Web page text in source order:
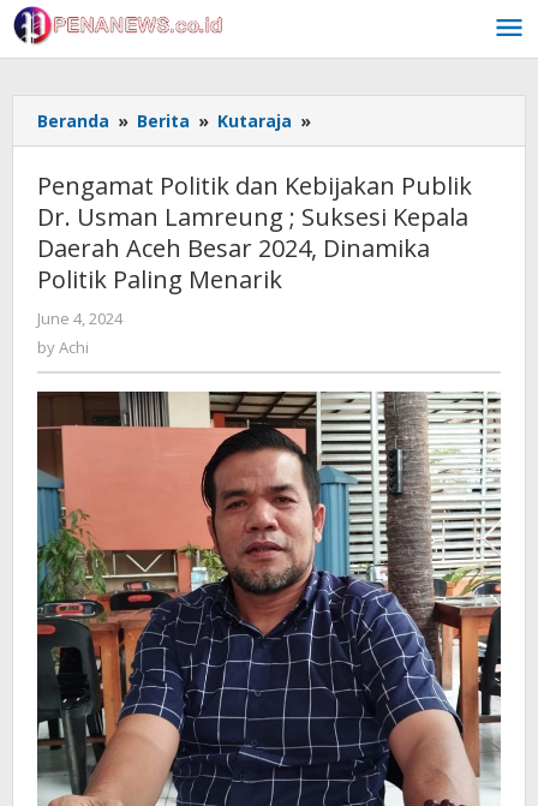
Skip
to
content
Beranda » Berita » Kutaraja »
Politik
Kebijakan
Publik
Dr.
Kepala
Daerah
Aceh
Besar
2024,
Dinamika
Politik
Paling
Menarik
Pengamat Politik dan Kebijakan Publik
Dr. Usman Lamreung ; Suksesi Kepala
Daerah Aceh Besar 2024, Dinamika
Politik Paling Menarik
June 4, 2024
byAchi